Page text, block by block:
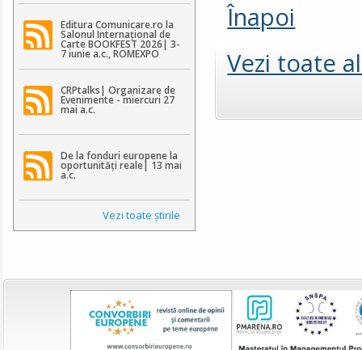
Editura Comunicare.ro la
Salonul Internațional de
Carte BOOKFEST 2026| 3-
7 iunie a.c., ROMEXPO
CRPtalks| Organizare de
Evenimente - miercuri 27
mai a.c.
De la fonduri europene la
oportunități reale| 13 mai
a.c.
Vezi toate ştirile
Înapoi
Vezi toate